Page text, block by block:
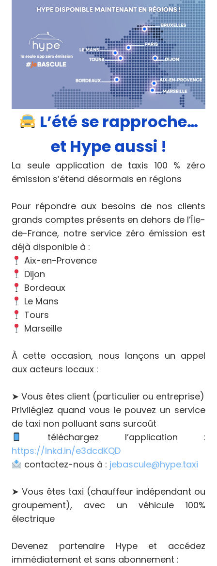
L’été se rapproche…
et Hype aussi !
La seule application de taxis 100 % zéro
émission s’étend désormais en régions
Pour répondre aux besoins de nos clients
grands comptes présents en dehors de l’Île-
de-France, notre service zéro émission est
déjà disponible à :
Aix-en-Provence
Dijon
Bordeaux
Le Mans
Tours
Marseille
À cette occasion, nous lançons un appel
aux acteurs locaux :
➤ Vous êtes client (particulier ou entreprise)
Privilégiez quand vous le pouvez un service
de taxi non polluant sans surcoût
téléchargez l’application :
https://lnkd.in/e3dcdKQD
contactez-nous à : jebascule@hype.taxi
➤ Vous êtes taxi (chauffeur indépendant ou
groupement), avec un véhicule 100%
électrique
Devenez partenaire Hype et accédez
immédiatement et sans abonnement :